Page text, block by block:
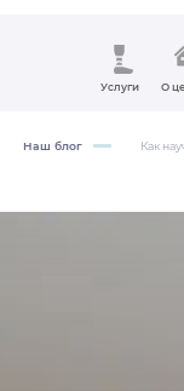
Услуги О
Наш блог Как